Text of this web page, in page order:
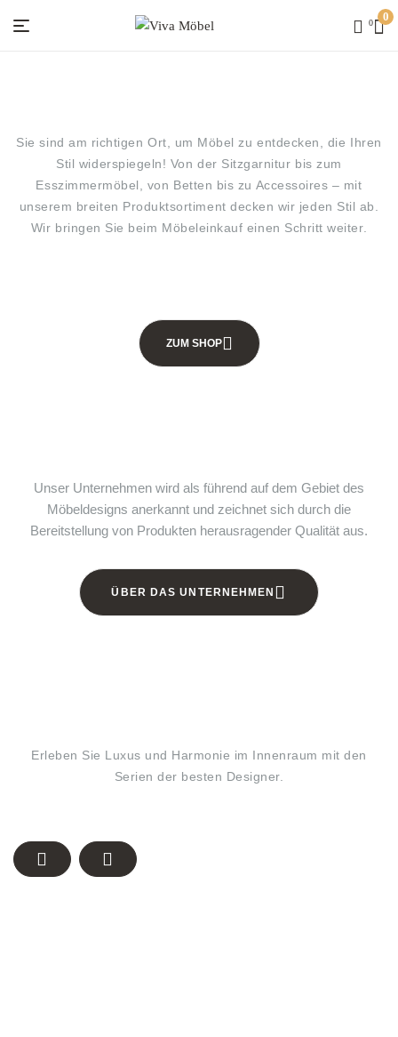
0 0
Sie sind am richtigen Ort, um Möbel zu entdecken, die Ihren
Stil widerspiegeln! Von der Sitzgarnitur bis zum
Esszimmermöbel, von Betten bis zu Accessoires – mit
unserem breiten Produktsortiment decken wir jeden Stil ab.
Wir bringen Sie beim Möbeleinkauf einen Schritt weiter.
ZUM SHOP
Unser Unternehmen wird als führend auf dem Gebiet des
Möbeldesigns anerkannt und zeichnet sich durch die
Bereitstellung von Produkten herausragender Qualität aus.
ÜBER DAS UNTERNEHMEN
Erleben Sie Luxus und Harmonie im Innenraum mit den
Serien der besten Designer.